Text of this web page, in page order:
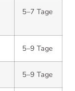
5–7 Tage
5–9 Tage
5–9 Tage